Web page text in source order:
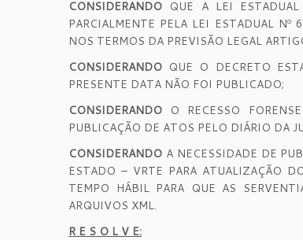
CONSIDERANDO QUE A LEI
PARCIALMENTE PELA LEI ESTADUAL
NOS TERMOS DA PREVISÃO LEGAL
CONSIDERANDO QUE O DECRETO
PRESENTE DATA NÃO FOI PUBLICADO;
CONSIDERANDO O RECESSO
PUBLICAÇÃO DE ATOS PELO DIÁRIO DA
CONSIDERANDO A NECESSIDADE DE
ESTADO – VRTE PARA ATUALIZAÇÃO
TEMPO HÁBIL PARA QUE AS
ARQUIVOS XML.
R E S O L V E: